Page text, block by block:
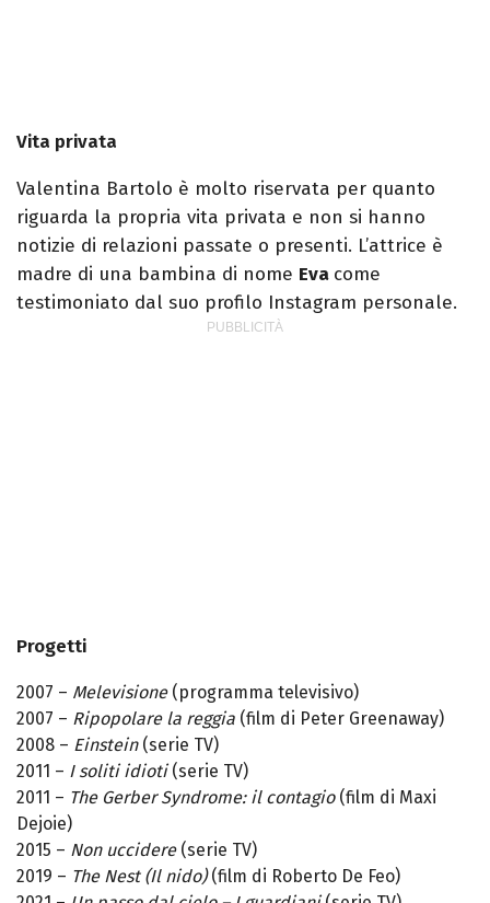
Vita privata
Valentina Bartolo è molto riservata per quanto
riguarda la propria vita privata e non si hanno
notizie di relazioni passate o presenti. L’attrice è
madre di una bambina di nome Eva come
testimoniato dal suo profilo Instagram personale.
Progetti
2007 – Melevisione(programma televisivo)
2007 – Ripopolare la reggia (film di Peter Greenaway)
2008 – Einstein(serie TV)
2011 – I soliti idioti(serie TV)
2011 – The Gerber Syndrome: il contagio(film di Maxi
Dejoie)
2015 – Non uccidere(serie TV)
2019 – The Nest (Il nido)(film di Roberto De Feo)